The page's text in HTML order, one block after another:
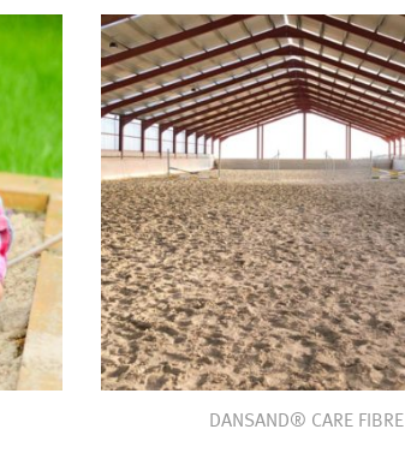
DANSAND® CARE FIBRE